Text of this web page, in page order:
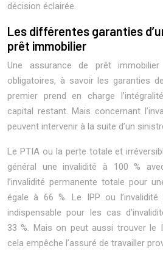
décision éclairée.
Les différentes garanties
prêt immobilier
Une assurance de prêt
obligatoires, à savoir les garanties
premier prend en charge
capital restant. Mais concernant
peuvent intervenir à la suite d’un
Le PTIA ou la perte totale et
général une invalidité à 100 %
l’invalidité permanente totale pour
égale à 66 %. Le IPP ou
indispensable pour les cas
33 %. Mais on peut aussi trouver le
cela empêche l’assuré de travailler